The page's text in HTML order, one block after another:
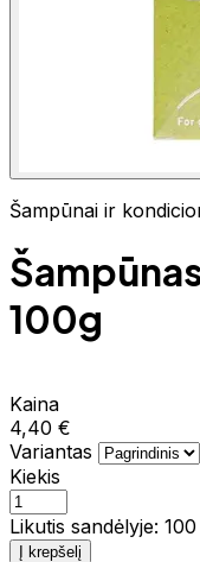
Šampūnai ir
100g
Kaina
4,40 €
Variantas
Kiekis
Likutis sandėlyje: 100
Į krepšelį